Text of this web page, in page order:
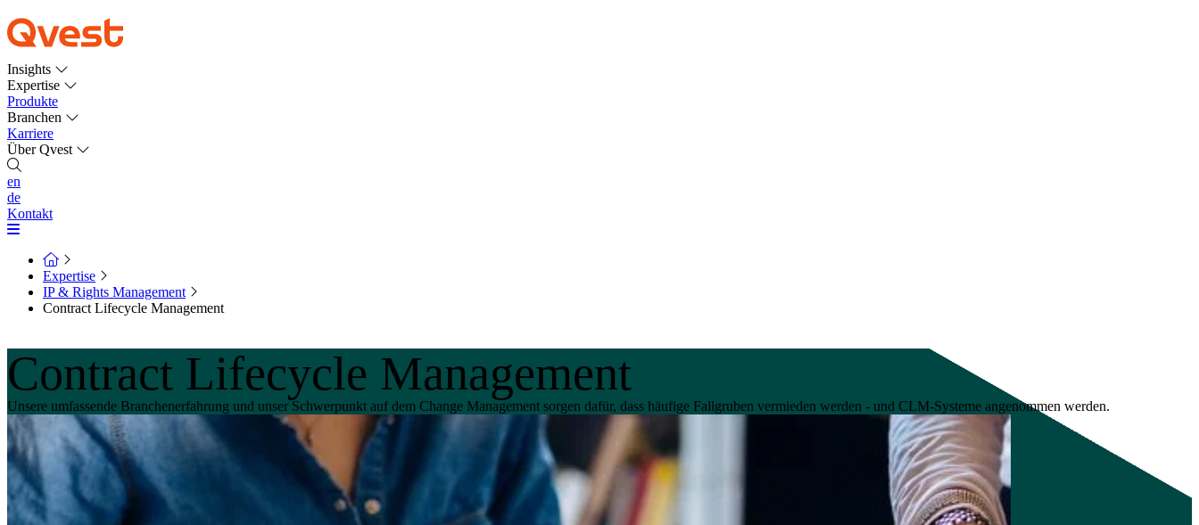
Insights
Expertise
Produkte
Branchen
Karriere
Über Qvest
en
de
Kontakt
Expertise
IP & Rights Management
Contract Lifecycle Management
Contract Lifecycle Management
Unsere umfassende Branchenerfahrung und unser Schwerpunkt auf dem Change Management sorgen dafür, dass häufige Fallgruben vermieden werden - und CLM-Systeme angenommen werden.